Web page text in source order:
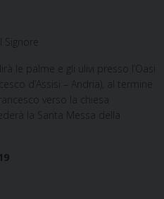
le palme e gli ulivi presso l’Oasi
d’Assisi – Andria), al termine
verso la chiesa
la Santa Messa della